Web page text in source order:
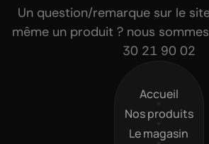
Un question/remarque sur le
même un produit ? nous
30 21 90 02
Accueil
Accueil
Nos produits
Nos produits
Le magasin